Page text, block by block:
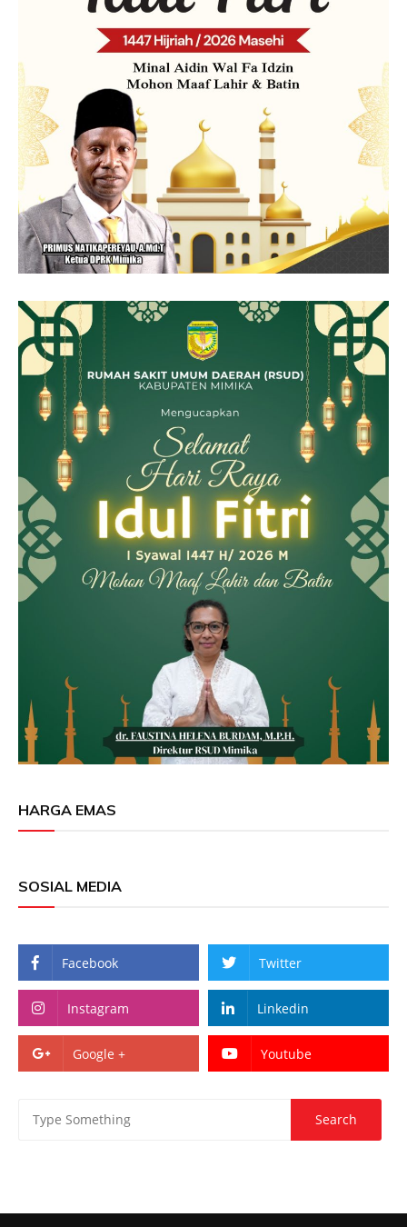
HARGA EMAS
SOSIAL MEDIA
Facebook Twitter
Instagram Linkedin
Google + Youtube